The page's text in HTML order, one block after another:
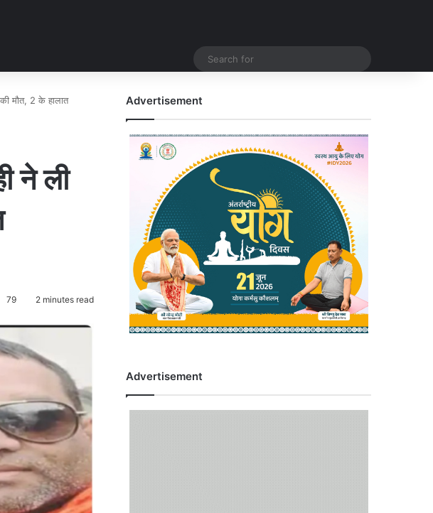
मौत, 2 के हालात
ने ली
79 2 minutes read
Advertisement
Advertisement